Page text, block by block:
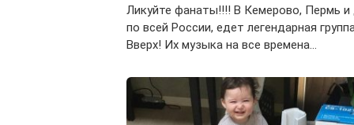
Ликуйте фанаты!!!! В Кемерово, Пермь и
по всей России, едет легендарная
Вверх! Их музыка на все времена…